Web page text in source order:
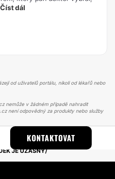
Číst dál
od uživatelů portálu, nikoli od lékařů nebo
nemůže v žádném případě nahradit
není odpovědný za produkty nebo služby
KONTAKTOVAT
NIŤOVÝ LIFTING
JE ÚŽASNÝ